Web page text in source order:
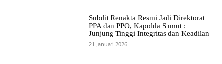
Subdit Renakta Resmi Jadi Direktorat
PPA dan PPO, Kapolda Sumut :
Junjung Tinggi Integritas dan Keadilan
21 Januari 2026